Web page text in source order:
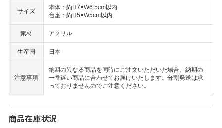
サイズ
本体：約H7×W6.5cm以内
台座：約H5×W5cm以内
素材 アクリル
生産国 日本
注意事項
納期の異なる商品を同時にご注文いただいた場合、納期の
一番遅い商品に合わせてお届けいたします。分割発送は承
っておりませんのでご注意ください。
商品在庫状況